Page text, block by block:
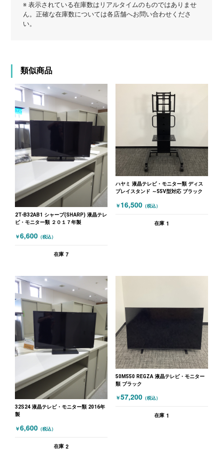
※ 表示されている在庫数はリアルタイムのものではありませ
ん。正確な在庫数については各店舗へお問い合わせくださ
い。
類似商品
2T-B32AB1 シャープ(SHARP) 液晶テレ
ビ・モニター類 ２０１７年製
￥6,600 （税込）
在庫 7
ハヤミ 液晶テレビ・モニター類 ディス
プレイスタンド ～55V型対応 ブラック
￥ 16,500 （税込）
在庫 1
32S24 液晶テレビ・モニター類 2016年
製
￥6,600 （税込）
在庫 2
50M550 REGZA 液晶テレビ・モニター
類 ブラック
￥57,200 （税込）
在庫 1